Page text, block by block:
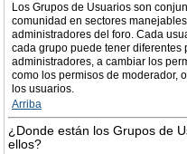
Los Grupos de Usuarios son
comunidad en sectores
administradores del foro. Cada
cada grupo puede tener diferentes
administradores, a cambiar los
como los permisos de moderador,
los usuarios.
Arriba
¿Donde están los Grupos de
ellos?